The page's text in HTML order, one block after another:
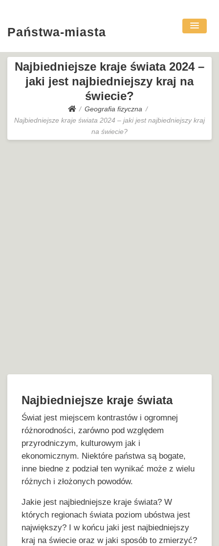
Państwa-miasta
Najbiedniejsze kraje świata 2024 –
jaki jest najbiedniejszy kraj na
świecie?
Geografia fizyczna
Najbiedniejsze kraje świata 2024 – jaki jest najbiedniejszy kraj
na świecie?
Najbiedniejsze kraje świata
Świat jest miejscem kontrastów i ogromnej
różnorodności, zarówno pod względem
przyrodniczym, kulturowym jak i
ekonomicznym. Niektóre państwa są bogate,
inne biedne z podział ten wynikać może z wielu
różnych i złożonych powodów.
Jakie jest najbiedniejsze kraje świata? W
których regionach świata poziom ubóstwa jest
największy? I w końcu jaki jest najbiedniejszy
kraj na świecie oraz w jaki sposób to zmierzyć?